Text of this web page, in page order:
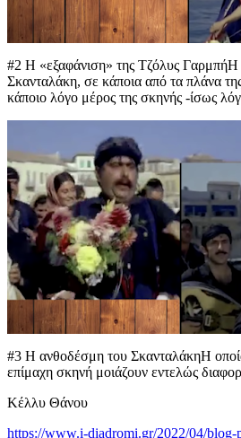
#2 Η «εξαφάνιση» της Τζόλυς ΓαρμπήΗ
Σκανταλάκη, σε κάποια από τα πλάνα
κάποιο λόγο μέρος της σκηνής -ίσως
#3 Η ανθοδέσμη του ΣκανταλάκηΗ
επίμαχη σκηνή μοιάζουν εντελώς
Κέλλυ Θάνου
https://www.i-diadromi.gr/2022/04/blog-